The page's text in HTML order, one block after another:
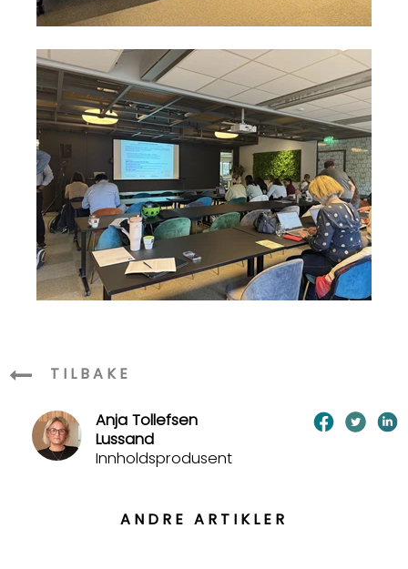
TILBAKE
Anja Tollefsen
Lussand
Innholdsprodusent
ANDRE ARTIKLER